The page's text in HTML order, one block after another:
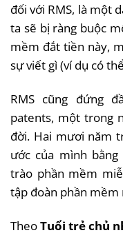
đối với RMS, là một
ta sẽ bị ràng buộc
mềm đắt tiền này,
sự viết gì (ví dụ có
RMS cũng đứng
patents, một trong
đời. Hai mươi năm
ước của mình
trào phần mềm
tập đoàn phần mềm
TheoTuổi trẻ chủ